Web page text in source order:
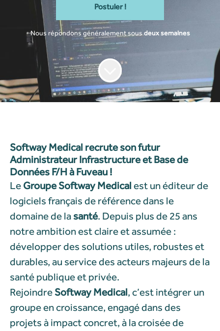
Postuler !
Nous répondons généralement sousdeux semaines
Softway Medical recrute son futur
Administrateur Infrastructure et Base de
Données F/H à Fuveau !
Le Groupe Softway Medical est un éditeur de
logiciels français de référence dans le
domaine de lasanté. Depuis plus de 25 ans
notre ambition est claire et assumée :
développer des solutions utiles, robustes et
durables, au service des acteurs majeurs de la
santé publique et privée.
RejoindreSoftway Medical, c’est intégrer un
groupe en croissance, engagé dans des
projets à impact concret, à la croisée de